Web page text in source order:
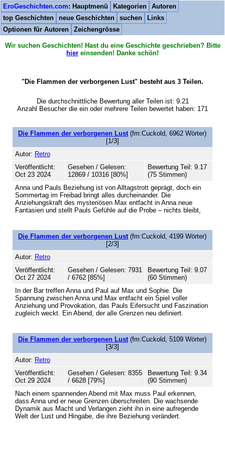
EroGeschichten.com: Hauptmenü Kategorien
Autoren
top Geschichten
neue Geschichten suchen
Links
Optionen für Autoren
Zeichengrösse
Wir suchen Geschichten! Hast du eine Geschichte geschrieben? Bitte
hier einsenden! Danke schön!
"Die Flammen der verborgenen Lust" besteht aus 3 Teilen.
Die durchschnittliche Bewertung aller Teilen ist: 9.21
Anzahl Besucher die ein oder mehrere Teilen bewertet haben: 171
Die Flammen der verborgenen Lust(fm:Cuckold, 6962 Wörter)
[1/3]
Autor: Retro
Veröffentlicht:
Oct 23 2024
Gesehen / Gelesen:
12869 / 10316 [80%]
Bewertung Teil: 9.17
(75 Stimmen)
Anna und Pauls Beziehung ist von Alltagstrott geprägt, doch ein
Sommertag im Freibad bringt alles durcheinander. Die
Anziehungskraft des mysteriösen Max entfacht in Anna neue
Fantasien und stellt Pauls Gefühle auf die Probe – nichts bleibt,
Die Flammen der verborgenen Lust(fm:Cuckold, 4199 Wörter)
[2/3]
Autor: Retro
Veröffentlicht:
Oct 27 2024
Gesehen / Gelesen: 7931
/ 6762 [85%]
Bewertung Teil: 9.07
(60 Stimmen)
In der Bar treffen Anna und Paul auf Max und Sophie. Die
Spannung zwischen Anna und Max entfacht ein Spiel voller
Anziehung und Provokation, das Pauls Eifersucht und Faszination
zugleich weckt. Ein Abend, der alle Grenzen neu definiert.
Die Flammen der verborgenen Lust(fm:Cuckold, 5109 Wörter)
[3/3]
Autor: Retro
Veröffentlicht:
Oct 29 2024
Gesehen / Gelesen: 8355
/ 6628 [79%]
Bewertung Teil: 9.34
(90 Stimmen)
Nach einem spannenden Abend mit Max muss Paul erkennen,
dass Anna und er neue Grenzen überschreiten. Die wachsende
Dynamik aus Macht und Verlangen zieht ihn in eine aufregende
Welt der Lust und Hingabe, die ihre Beziehung verändert.